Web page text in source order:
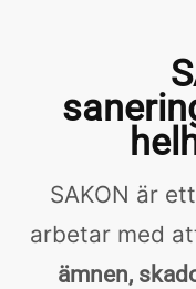
SAKON är ett
arbetar med
ämnen,